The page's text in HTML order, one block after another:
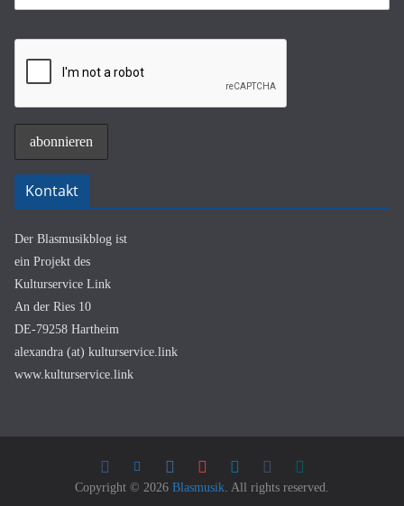
Kontakt
Der Blasmusikblog ist
ein Projekt des
Kulturservice Link
An der Ries 10
DE-79258 Hartheim
alexandra (at) kulturservice.link
www.kulturservice.link
Copyright © 2026 Blasmusik. All rights reserved.